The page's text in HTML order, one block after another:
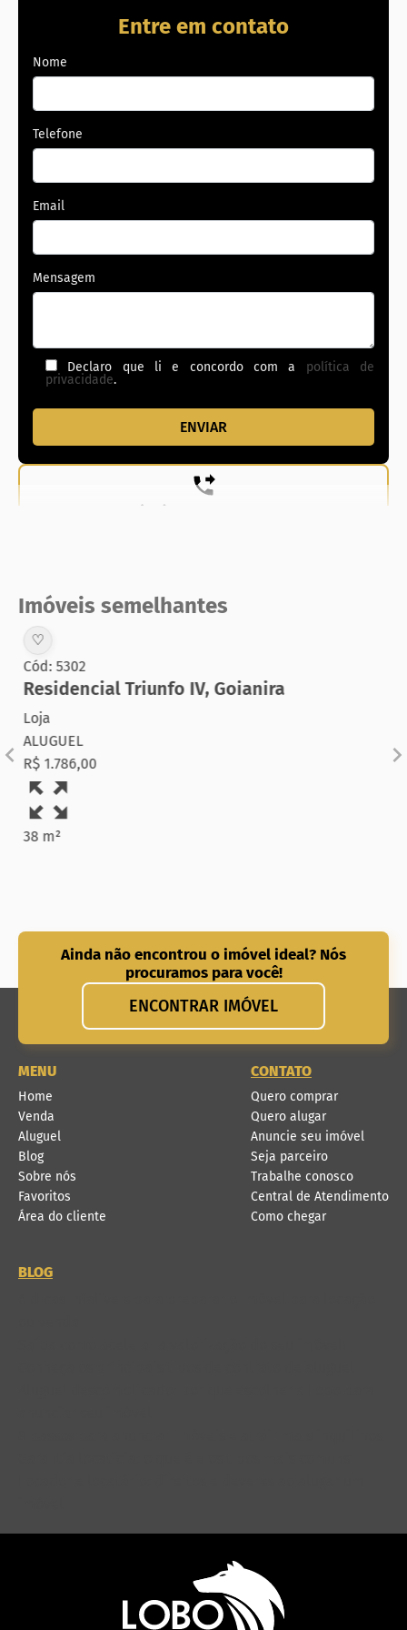
Entre em contato
Nome
Telefone
Email
Mensagem
Declaro que li e concordo com a política de
privacidade.
(62) 99831-0020
Imóveis semelhantes
♡
Cód: 5302
Residencial Triunfo IV, Goianira
Loja
ALUGUEL
R$ 1.786,00
38 m²
Ainda não encontrou o imóvel ideal? Nós
procuramos para você!
ENCONTRAR IMÓVEL
MENU
Home
Venda
Aluguel
Blog
Sobre nós
Favoritos
Área do cliente
CONTATO
Quero comprar
Quero alugar
Anuncie seu imóvel
Seja parceiro
Trabalhe conosco
Central de Atendimento
Como chegar
BLOG